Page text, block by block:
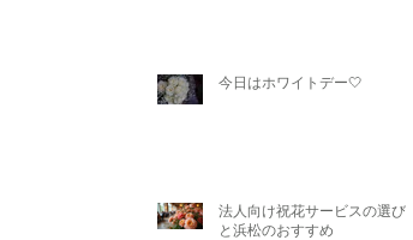
今日はホワイトデー🤍
法人向け祝花サービスの選び方
と浜松のおすすめ